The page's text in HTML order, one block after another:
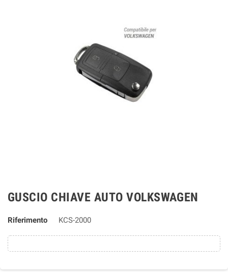
GUSCIO CHIAVE AUTO VOLKSWAGEN
Riferimento KCS-2000